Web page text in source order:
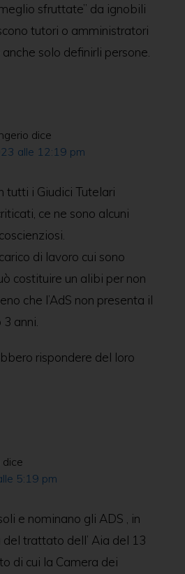
sfruttate” da ignobili
tutori o amministratori
solo definirli persone.
dice
alle 12:19 pm
tutti i Giudici Tutelari
ce ne sono alcuni
di lavoro cui sono
costituire un alibi per non
che l’AdS non presenta il
anni.
rispondere del loro
dice
5:19 pm
e nominano gli ADS , in
trattato dell’ Aia del 13
di cui la Camera dei